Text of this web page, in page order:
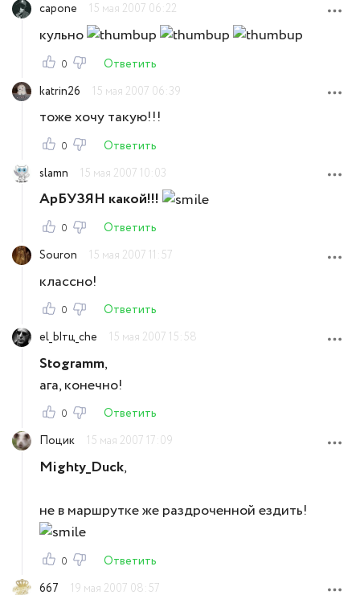
capone
15 мая 2007 06:22
кульно
0
Ответить
katrin26
15 мая 2007 06:39
тоже хочу такую!!!
0
Ответить
slamn
15 мая 2007 10:03
АрБУЗЯН какой!!!
0
Ответить
Souron
15 мая 2007 11:57
классно!
0
Ответить
el_Ытц_che
15 мая 2007 15:58
Stogramm,
ага, конечно!
0
Ответить
Поцик
15 мая 2007 17:09
Mighty_Duck,
не в маршрутке же раздроченной ездить!
0
Ответить
667
19 мая 2007 08:57